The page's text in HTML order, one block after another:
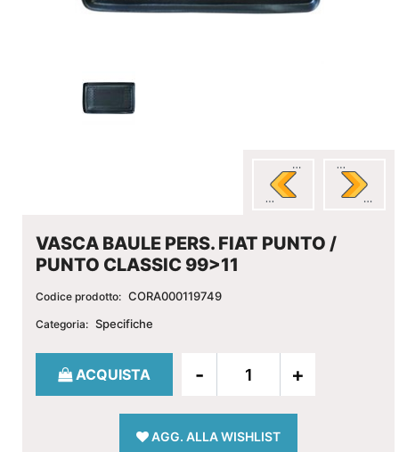
VASCA BAULE PERS. FIAT PUNTO /
PUNTO CLASSIC 99>11
Codice prodotto: CORA000119749
Categoria: Specifiche
Quantità
ACQUISTA
AGG. ALLA WISHLIST